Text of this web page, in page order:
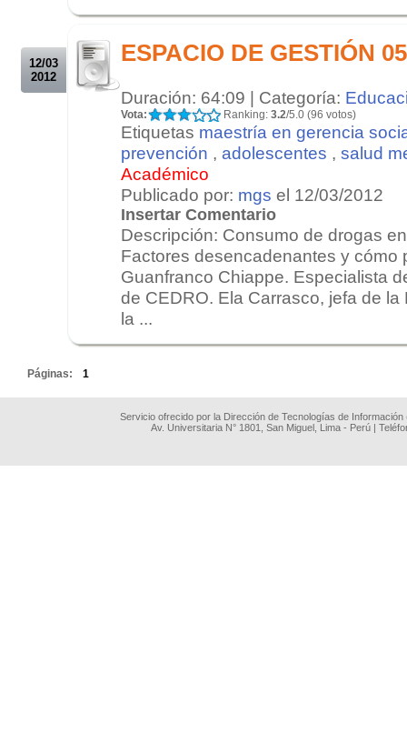
12/03
2012
ESPACIO DE GESTIÓN
Duración: 64:09 | Categoría:
Vota: Ranking: 3.2/5.0 (96 votos)
Etiquetas maestría en gerencia
prevención , adolescentes , salud
Académico
Publicado por: mgs el 12/03/2012
Insertar Comentario
Descripción: Consumo de drogas
Factores desencadenantes y cómo
Guanfranco Chiappe. Especialista
de CEDRO. Ela Carrasco, jefa de
la ...
Páginas: 1
Servicio ofrecido por la Dirección de Tecnologías de
Av. Universitaria N° 1801, San Miguel, Lima - Perú |